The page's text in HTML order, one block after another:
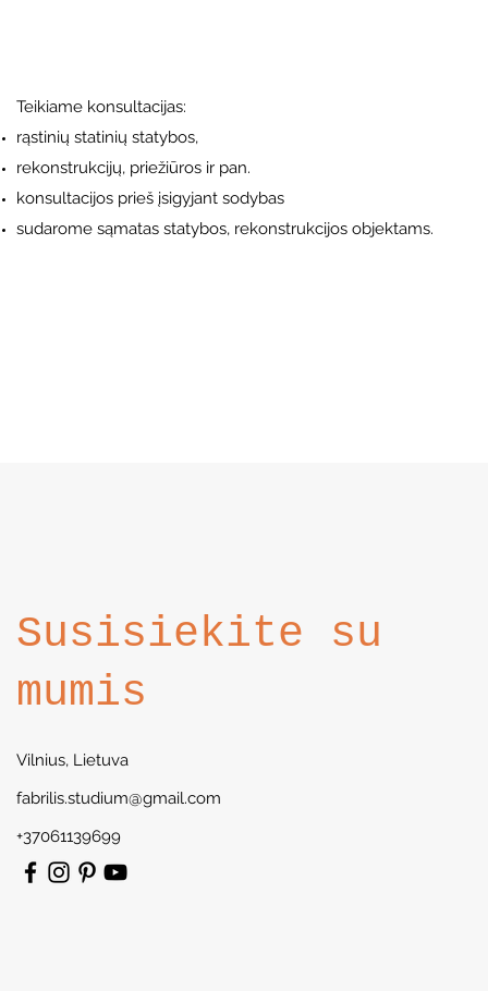
Teikiame konsultacijas:
rąstinių statinių statybos,
rekonstrukcijų, priežiūros ir pan.
konsultacijos prieš įsigyjant sodybas
sudarome sąmatas statybos, rekonstrukcijos objektams.
Susisiekite su
mumis
Vilnius, Lietuva
fabrilis.studium@gmail.com
+37061139699